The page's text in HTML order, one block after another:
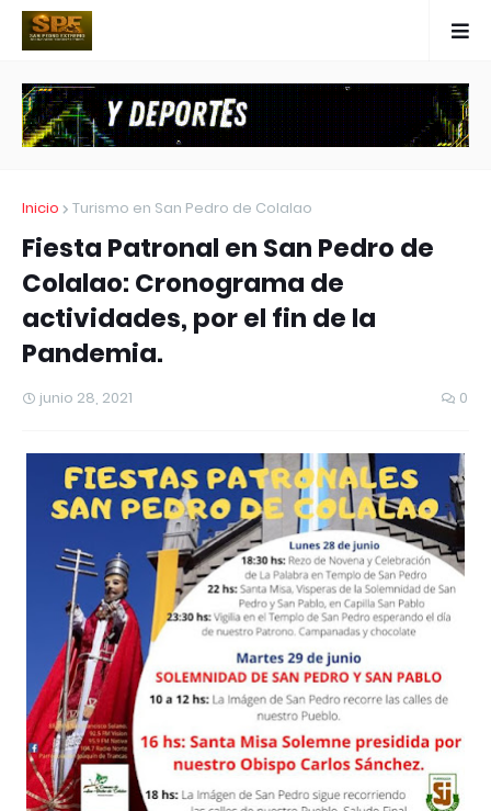
Inicio Turismo en San Pedro de Colalao
Fiesta Patronal en San Pedro de
Colalao: Cronograma de
actividades, por el fin de la
Pandemia.
junio 28, 2021 0